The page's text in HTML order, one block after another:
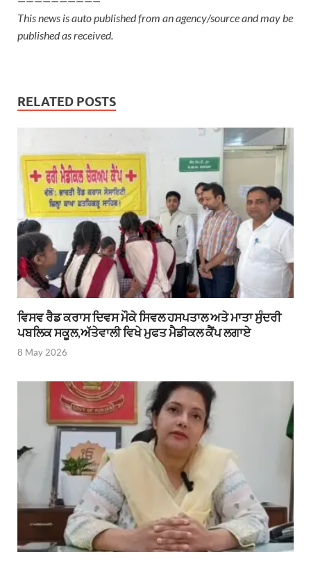
This news is auto published from an agency/source and may be
published as received.
RELATED POSTS
ਵਿਸਵ ਰੈਡ ਕਰਾਸ ਦਿਵਸ ਮੌਕੇ ਸਿਵਲ ਹਸਪਤਾਲ ਅਤੇ ਮਾਤਾ ਸੁੰਦਰੀ
ਪਬਲਿਕ ਸਕੂਲ,ਅੱਤੇਵਾਲੀ ਵਿਖੇ ਮੁਫਤ ਮੈਡੀਕਲ ਕੈਂਪ ਲਗਾਏ
8 May 2026